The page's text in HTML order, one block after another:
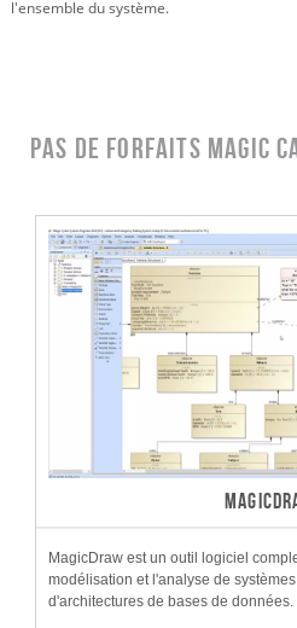
l'ensemble du système.
Pas de forfaits Magic
MagicDraw est un outil logiciel
modélisation et l'analyse de
d'architectures de bases de données.